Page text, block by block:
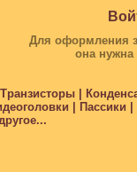
Для оформления
она
|
|